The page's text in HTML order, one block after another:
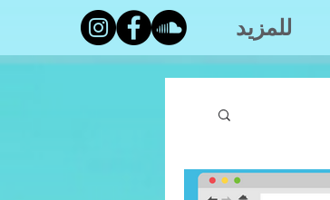
للمزيد